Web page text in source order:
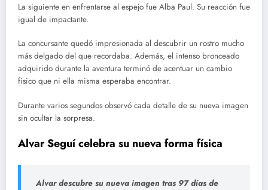
La siguiente en enfrentarse al espejo fue Alba Paul. Su reacción fue
igual de impactante.
La concursante quedó impresionada al descubrir un rostro mucho
más delgado del que recordaba. Además, el intenso bronceado
adquirido durante la aventura terminó de acentuar un cambio
físico que ni ella misma esperaba encontrar.
Durante varios segundos observó cada detalle de su nueva imagen
sin ocultar la sorpresa.
Alvar Seguí celebra su nueva forma física
Alvar descubre su nueva imagen tras 97 días de